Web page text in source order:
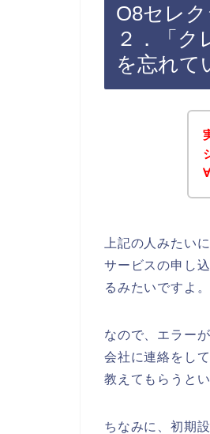
O8セレ
２．「ク
を忘れて
上記の人みたい
サービスの申し
るみたいですよ。
なので、エラー
会社に連絡をし
教えてもらうと
ちなみに、初期